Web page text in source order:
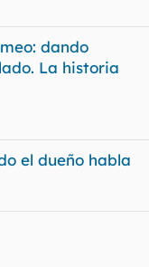
dando
La historia
el dueño habla